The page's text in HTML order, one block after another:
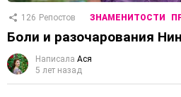
126 Репостов ЗНАМЕНИТОСТИ
Боли и разочарования
Написала Ася
5 лет назад